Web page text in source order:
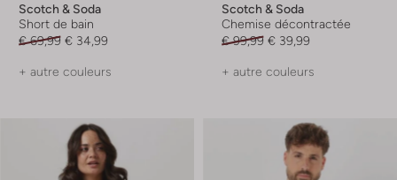
Scotch & Soda
Short de bain
€ 69,99 € 34,99
+ autre couleurs
Scotch & Soda
Chemise décontractée
€ 99,99 € 39,99
+ autre couleurs